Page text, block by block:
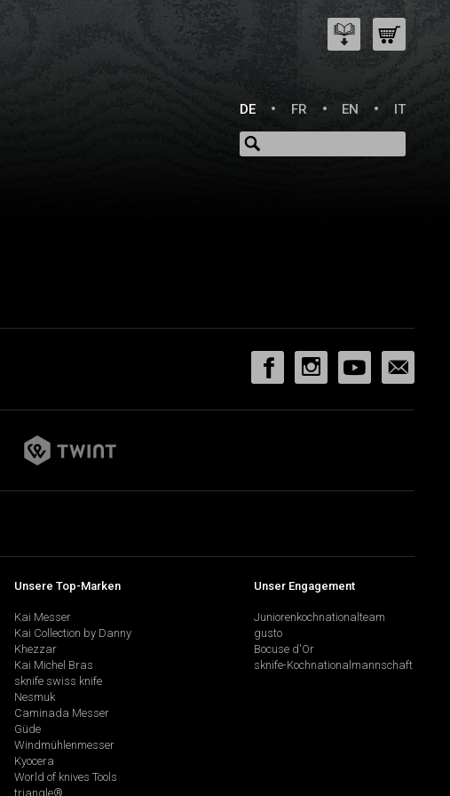
DE
FR EN IT
Unsere Top-Marken
Kai Messer
Kai Collection by Danny
Khezzar
Kai Michel Bras
sknife swiss knife
Nesmuk
Caminada Messer
Güde
Windmühlenmesser
Kyocera
World of knives Tools
triangle®
Unser Engagement
Juniorenkochnationalteam
gusto
Bocuse d'Or
sknife-Kochnationalmannschaft